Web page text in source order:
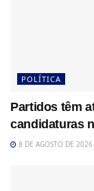
POLÍTICA
Partidos têm
candidaturas
8 DE AGOSTO DE 2026